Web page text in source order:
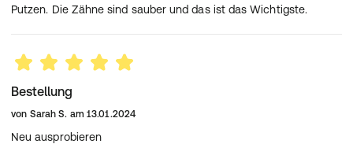
Putzen. Die Zähne sind sauber und das ist das Wichtigste.
Bestellung
von Sarah S. am 13.01.2024
Neu ausprobieren